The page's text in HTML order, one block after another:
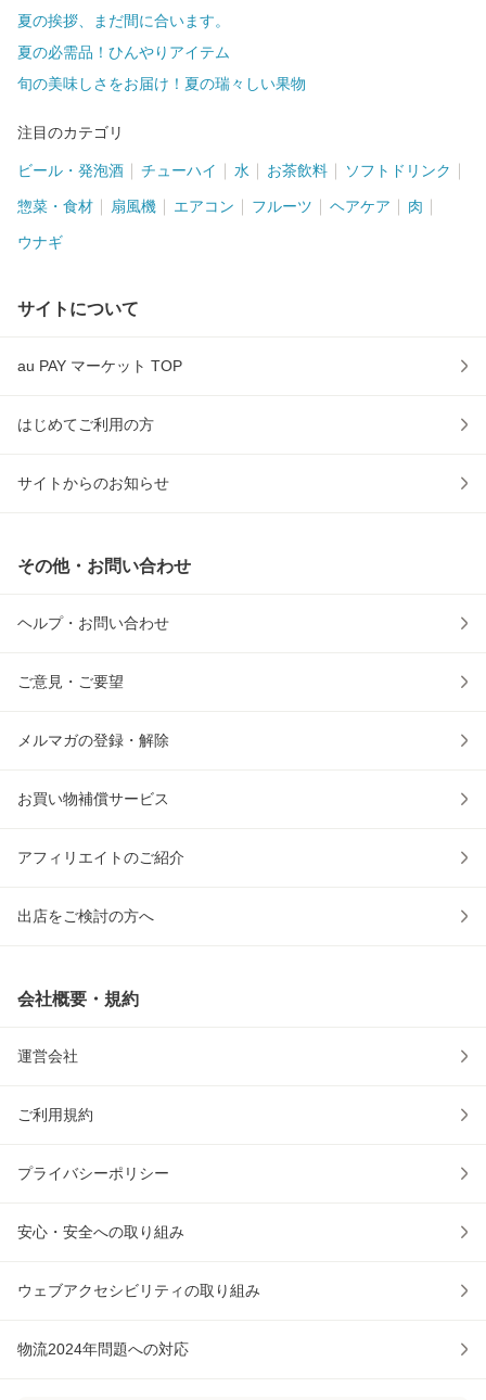
夏の挨拶、まだ間に合います。
夏の必需品！ひんやりアイテム
旬の美味しさをお届け！夏の瑞々しい果物
注目のカテゴリ
ビール・発泡酒 チューハイ 水 お茶飲料 ソフトドリンク
惣菜・食材 扇風機 エアコン フルーツ ヘアケア 肉
ウナギ
サイトについて
au PAY マーケット TOP
はじめてご利用の方
サイトからのお知らせ
その他・お問い合わせ
ヘルプ・お問い合わせ
ご意見・ご要望
メルマガの登録・解除
お買い物補償サービス
アフィリエイトのご紹介
出店をご検討の方へ
会社概要・規約
運営会社
ご利用規約
プライバシーポリシー
安心・安全への取り組み
ウェブアクセシビリティの取り組み
物流2024年問題への対応